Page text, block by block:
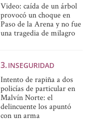
Video: caída de un árbol
provocó un choque en
Paso de la Arena y no fue
una tragedia de milagro
INSEGURIDAD
Intento de rapiña a dos
policías de particular en
Malvín Norte: el
delincuente los apuntó
con un arma